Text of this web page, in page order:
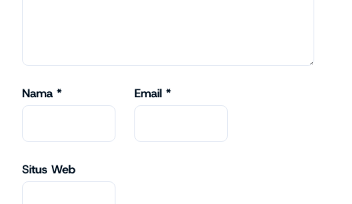
Nama * Email *
Situs Web